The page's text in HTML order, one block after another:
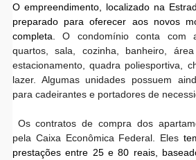
O empreendimento, localizado na
preparado para oferecer aos novos
completa.O condomínio conta com
quartos, sala, cozinha, banheiro,
estacionamento, quadra poliesportiva,
lazer. Algumas unidades possuem
para cadeirantes e portadores de
Os contratos de compra dos
pela Caixa Econômica Federal. Eles
prestações entre 25 e 80 reais,